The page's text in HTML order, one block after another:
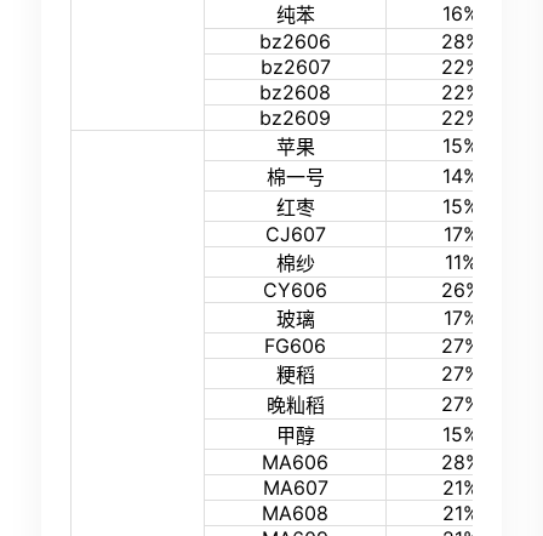
纯苯
16%
bz2606
28%
bz2607
22%
bz2608
22%
bz2609
22%
苹果
15%
棉一号
14%
红枣
15%
CJ607
17%
棉纱
11%
CY606
26%
玻璃
17%
FG606
27%
粳稻
27%
晚籼稻
27%
甲醇
15%
MA606
28%
MA607
21%
MA608
21%